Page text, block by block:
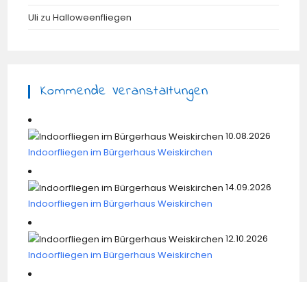
Uli zuHalloweenfliegen
Kommende Veranstaltungen
10.08.2026
Indoorfliegen im Bürgerhaus Weiskirchen
14.09.2026
Indoorfliegen im Bürgerhaus Weiskirchen
12.10.2026
Indoorfliegen im Bürgerhaus Weiskirchen